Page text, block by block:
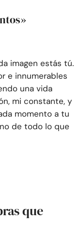
imagen estás tú.
e innumerables
una vida
mi constante, y
momento a tu
de todo lo que
que